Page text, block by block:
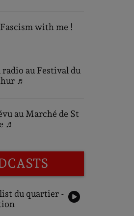
with me !
radio au Festival du
♬
au Marché de St
♬
du quartier -